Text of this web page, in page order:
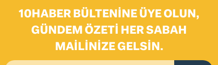
10HABER BÜLTENINE ÜYE OLUN,
GÜNDEM ÖZETI HER SABAH
MAILINIZE GELSIN.